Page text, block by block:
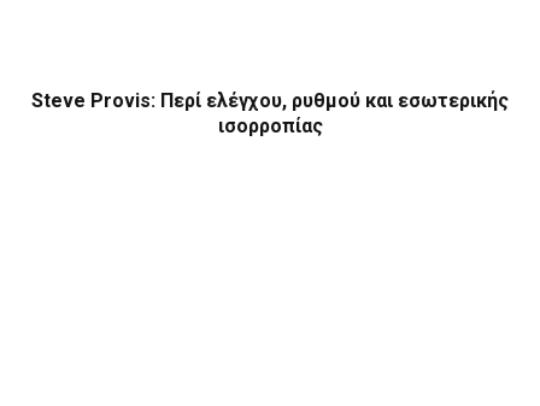
Steve Provis: Περί ελέγχου, ρυθμού και εσωτερικής
ισορροπίας